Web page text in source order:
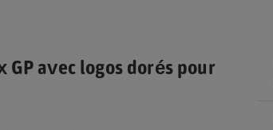
avec logos dorés pour